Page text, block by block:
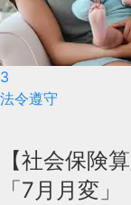
3
法令遵守
【社会保険
「7月月変